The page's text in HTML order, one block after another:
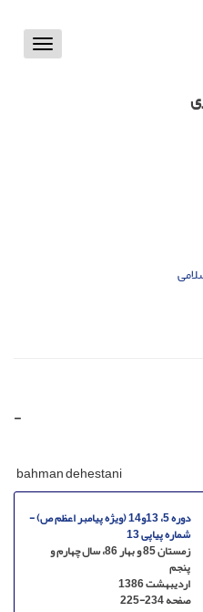
Toggle
-
bahman dehestani
دوره 5، 13و14 (ویژه پیامبر اعظم ص) -
شماره پیاپی 13
زمستان 85 و بهار 86، سال چهارم و
پنجم
اردیبهشت 1386
صفحه225-234